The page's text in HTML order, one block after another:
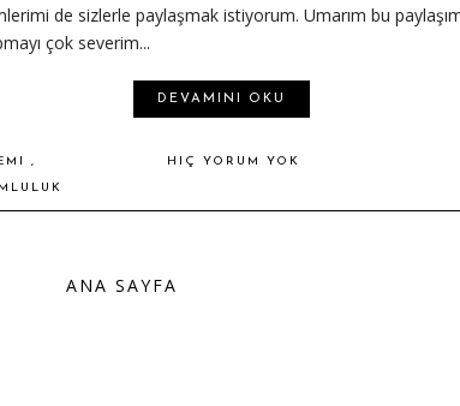
de sizlerle paylaşmak istiyorum. Umarım bu
çok severim...
DEVAMINI OKU
,
HIÇ YORUM YOK
ANA SAYFA